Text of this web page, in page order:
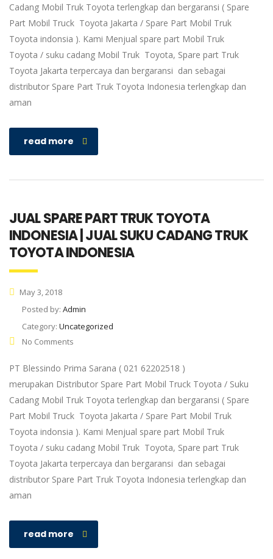
Cadang Mobil Truk Toyota terlengkap dan bergaransi ( Spare
Part Mobil Truck Toyota Jakarta / Spare Part Mobil Truk
Toyota indonsia ). Kami Menjual spare part Mobil Truk
Toyota / suku cadang Mobil Truk Toyota, Spare part Truk
Toyota Jakarta terpercaya dan bergaransi dan sebagai
distributor Spare Part Truk Toyota Indonesia terlengkap dan
aman
read more
JUAL SPARE PART TRUK TOYOTA
INDONESIA | JUAL SUKU CADANG TRUK
TOYOTA INDONESIA
May 3, 2018
Posted by: Admin
Category: Uncategorized
No Comments
PT Blessindo Prima Sarana ( 021 62202518 )
merupakan Distributor Spare Part Mobil Truck Toyota / Suku
Cadang Mobil Truk Toyota terlengkap dan bergaransi ( Spare
Part Mobil Truck Toyota Jakarta / Spare Part Mobil Truk
Toyota indonsia ). Kami Menjual spare part Mobil Truk
Toyota / suku cadang Mobil Truk Toyota, Spare part Truk
Toyota Jakarta terpercaya dan bergaransi dan sebagai
distributor Spare Part Truk Toyota Indonesia terlengkap dan
aman
read more